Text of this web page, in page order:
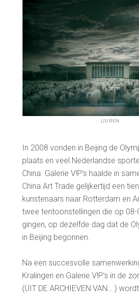
LIU REN
In 2008 vonden in Beijing de
plaats en veel Nederlandse
China. Galerie V!P’s haalde in
China Art Trade gelijkertijd een
kunstenaars naar Rotterdam en
twee tentoonstellingen die op
gingen, op dezelfde dag dat de
in Beijing begonnen.
Na een succesvolle
Kralingen en Galerie V!P’s in de
(UIT DE ARCHIEVEN VAN… )